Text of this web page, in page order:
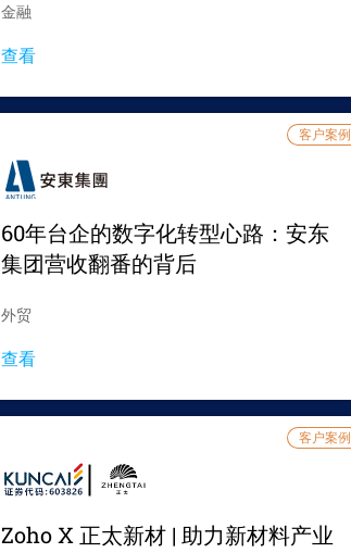
金融
查看
客户案例
60年台企的数字化转型心路：安东
集团营收翻番的背后
外贸
查看
客户案例
Zoho X 正太新材 | 助力新材料产业